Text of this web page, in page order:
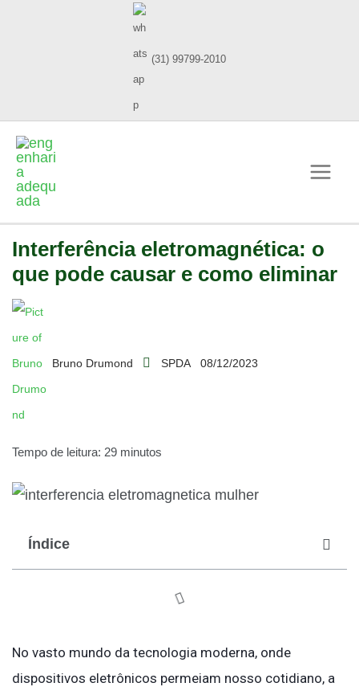
(31) 99799-2010
Interferência eletromagnética: o
que pode causar e como eliminar
Bruno Drumond SPDA 08/12/2023
Tempo de leitura: 29 minutos
Índice
No vasto mundo da tecnologia moderna, onde
dispositivos eletrônicos permeiam nosso cotidiano, a